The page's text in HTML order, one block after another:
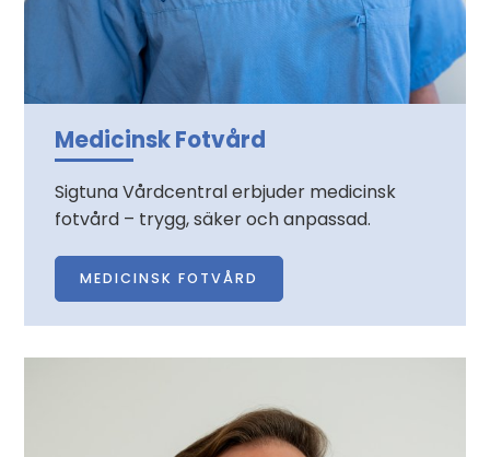
Medicinsk Fotvård
Sigtuna Vårdcentral erbjuder medicinsk
fotvård – trygg, säker och anpassad.
MEDICINSK FOTVÅRD